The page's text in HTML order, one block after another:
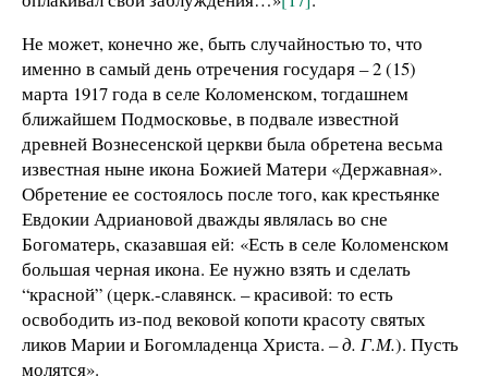
Не может, конечно же, быть случайностью то, что
именно в самый день отречения государя – 2 (15)
марта 1917 года в селе Коломенском, тогдашнем
ближайшем Подмосковье, в подвале известной
древней Вознесенской церкви была обретена весьма
известная ныне икона Божией Матери «Державная».
Обретение ее состоялось после того, как крестьянке
Евдокии Адриановой дважды являлась во сне
Богоматерь, сказавшая ей: «Есть в селе Коломенском
большая черная икона. Ее нужно взять и сделать
“красной” (церк.-славянск. – красивой: то есть
освободить из-под вековой копоти красоту святых
ликов Марии и Богомладенца Христа. – д. Г.М.). Пусть
молятся».